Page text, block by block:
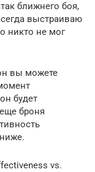
ближнего боя,
выстраиваю
никто не мог
вы можете
будет
броня
vs.